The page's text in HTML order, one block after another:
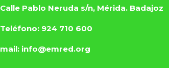
Calle Pablo Neruda s/n, Mérida. Badajoz
Teléfono: 924 710 600
mail: info@emred.org